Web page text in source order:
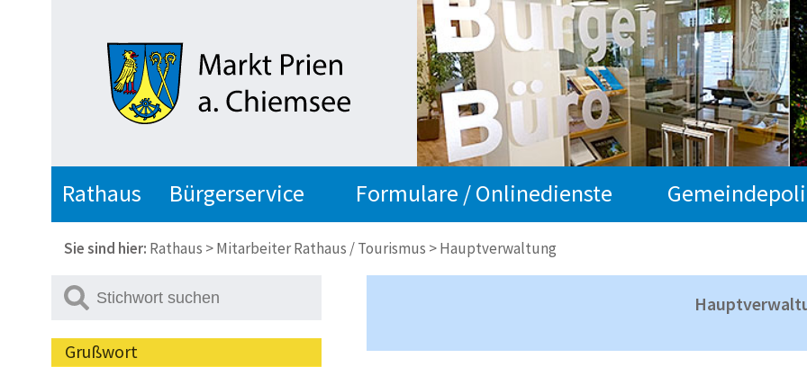
Rathaus Bürgerservice Formulare / Onlinedienste
Sie sind hier: Rathaus >Mitarbeiter Rathaus / Tourismus >Hauptverwaltung
Grußwort